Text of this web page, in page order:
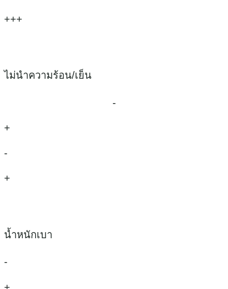
+++
ไม่นำความร้อน/เย็น
-
+
-
+
น้ำหนักเบา
-